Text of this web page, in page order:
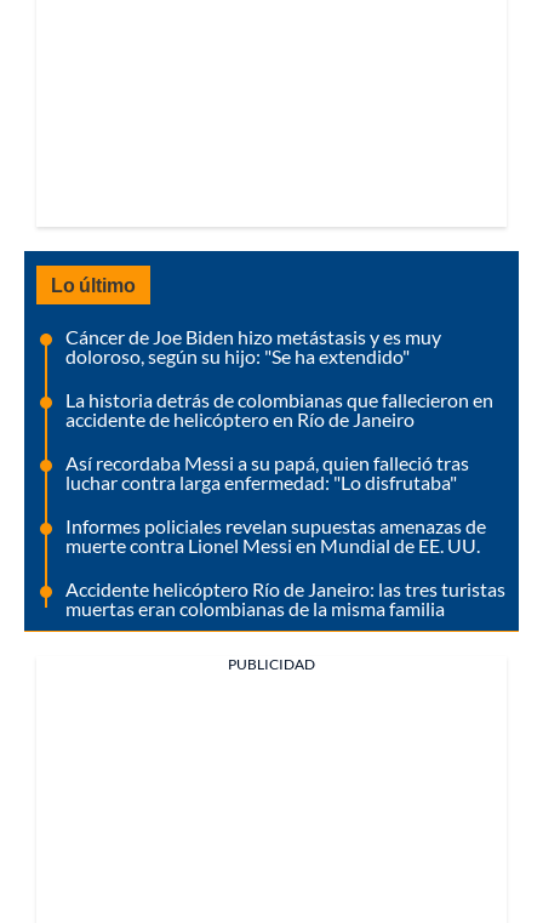
Lo último
Cáncer de Joe Biden hizo metástasis y es muy
doloroso, según su hijo: "Se ha extendido"
La historia detrás de colombianas que fallecieron en
accidente de helicóptero en Río de Janeiro
Así recordaba Messi a su papá, quien falleció tras
luchar contra larga enfermedad: "Lo disfrutaba"
Informes policiales revelan supuestas amenazas de
muerte contra Lionel Messi en Mundial de EE. UU.
Accidente helicóptero Río de Janeiro: las tres turistas
muertas eran colombianas de la misma familia
PUBLICIDAD